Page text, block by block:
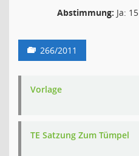
Abstimmung: Ja: 15
266/2011
Vorlage
TE Satzung Zum Tümpel